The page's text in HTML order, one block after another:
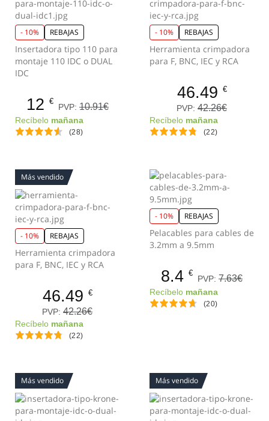
- 10% REBAJAS
Insertadora tipo 110 para
montaje 110 IDC o DUAL
IDC
12 €
PVP: 10.91€
Recíbelo mañana
(28)
- 10% REBAJAS
Herramienta crimpadora
para F, BNC, IEC y RCA
46.49 €
PVP: 42.26€
Recíbelo mañana
(22)
Más vendido
- 10% REBAJAS
Herramienta crimpadora
para F, BNC, IEC y RCA
46.49 €
PVP: 42.26€
Recíbelo mañana
(22)
- 10% REBAJAS
Pelacables para cables de
3.2mm a 9.5mm
8.4 €
PVP: 7.63€
Recíbelo mañana
(20)
Más vendido Más vendido